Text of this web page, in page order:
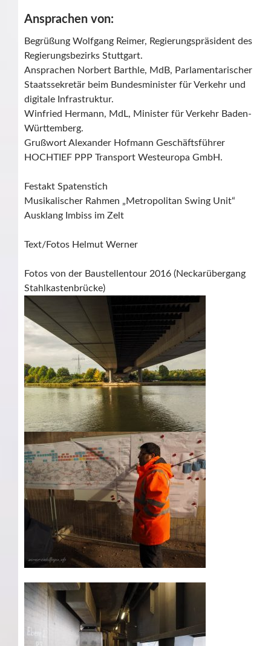
Ansprachen von:
Begrüßung Wolfgang Reimer, Regierungspräsident des
Regierungsbezirks Stuttgart.
Ansprachen Norbert Barthle, MdB, Parlamentarischer
Staatssekretär beim Bundesminister für Verkehr und
digitale Infrastruktur.
Winfried Hermann, MdL, Minister für Verkehr Baden-
Württemberg.
Grußwort Alexander Hofmann Geschäftsführer
HOCHTIEF PPP Transport Westeuropa GmbH.
Festakt Spatenstich
Musikalischer Rahmen „Metropolitan Swing Unit“
Ausklang Imbiss im Zelt
Text/Fotos Helmut Werner
Fotos von der Baustellentour 2016 (Neckarübergang
Stahlkastenbrücke)